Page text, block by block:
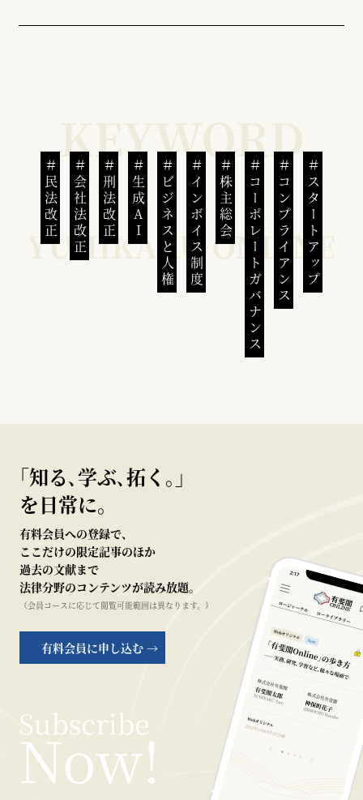
民法改正 会社法改正 刑法改正 生成AI ビジネスと人権インボイス制度 株主総会 コーポレートガバナンスコンプライアンススタートアップ
｢知る､学ぶ､拓く｡｣
を日常に。
有料会員への登録で、
ここだけの限定記事のほか
過去の文献まで
法律分野のコンテンツが読み放題。
（会員コースに応じて閲覧可能範囲は異なります。）
有料会員に申し込む →